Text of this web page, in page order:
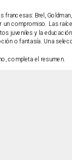
Brel,
compromiso. Las
juveniles y la
o fantasía. Una
completa el resumen.